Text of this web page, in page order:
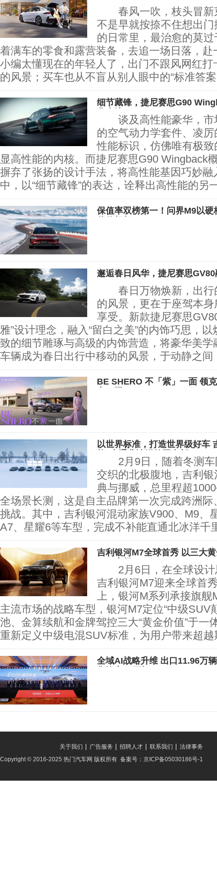
春风一吹，枝头冒新
不是早就按捺不住想出
的日常里，最治愈的莫
着满车的零食和露营装备，去追一场日落
小编太懂现在的年轻人了，出门不跟风网红
的风景；买车也从不盲从别人眼中的“标准答
细节藏锋，捷尼赛思G90
华表达
谈及高性能豪华，市
的空气动力学套件、凌
性能标识，仿佛唯有极
显高性能的内核。而捷尼赛思G90 Wingback
摒弃了张扬的设计手法，将高性能基因巧妙
中，以“细节藏锋”的表达，诠释出高性能的另
保值率双榜第一！问界M9以
邂逅春日风华，捷尼赛思
春日万物焕新，出行
的风景，更在于座驾本
享受。新款捷尼赛思
雅”设计理念，融入“留白之美”的内饰巧思，
致的细节雕琢与高级的内饰营造，将豪华美
车辆成为春日出行中移动的风景，于动静之
BE SHERO 不「紫」一面 领
以世界标准，打造世界级好车
能”直通北冰洋的国产新
2月9日，随着冬测车
交织的北极腹地，吉利
典与挪威，总里程超
全场景长测，这是自主品牌第一次完成跨洲
挑战。其中，吉利银河混动家族V900、M9、
A7、星耀6等车型，完成不补能直通北冰洋千
吉利银河M7全球首秀 以三大
2月6日，在全球设计
吉利银河M7迎来全球首
上，银河M系列承接旗舰
主流市场的战略车型，银河M7定位“中级SUV
池、金算续航和金牌驾控三大“黄金价值”于一
重新定义中级电混SUV标准，为用户带来超
全域AI战略升维 出口11.96万
法律事务
联系我们
招聘人才
广告服务
关于我们
Copyright © 2016-2025 热门汽车网 版权所有 备案号：京ICP备05030186号-1